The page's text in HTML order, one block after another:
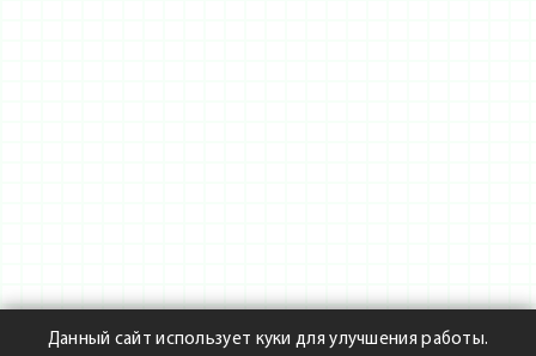
Данный сайт использует куки для улучшения работы.